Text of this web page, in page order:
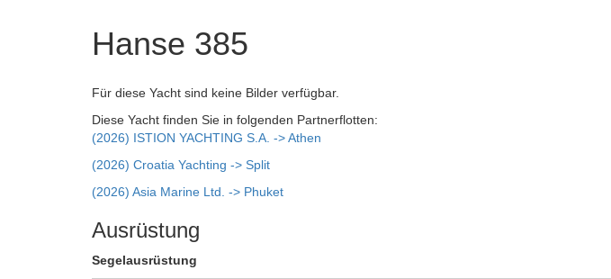
Hanse 385
Für diese Yacht sind keine Bilder verfügbar.
Diese Yacht finden Sie in folgenden Partnerflotten:
(2026) ISTION YACHTING S.A. -> Athen
(2026) Croatia Yachting -> Split
(2026) Asia Marine Ltd. -> Phuket
Ausrüstung
Segelausrüstung